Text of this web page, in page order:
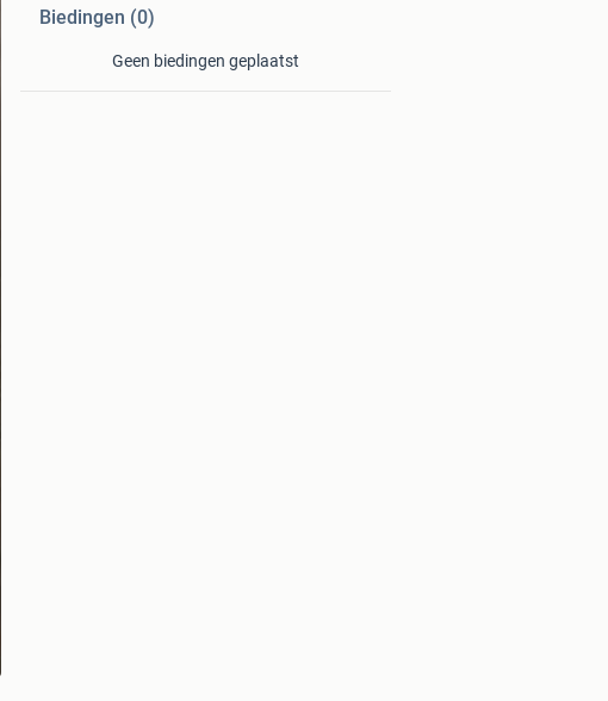
Biedingen (0)
Geen biedingen geplaatst